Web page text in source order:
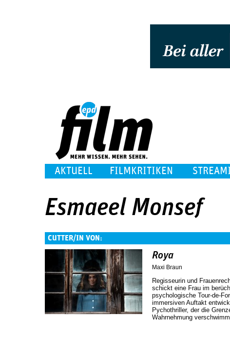
AKTUELL FILMKRITIKEN
Esmaeel Monsef
CUTTER/IN VON:
Roya
Maxi Braun
Regisseurin und
schickt eine Frau im
psychologische Tour-de-
immersiven Auftakt
Pychothriller, der die
Wahrnehmung